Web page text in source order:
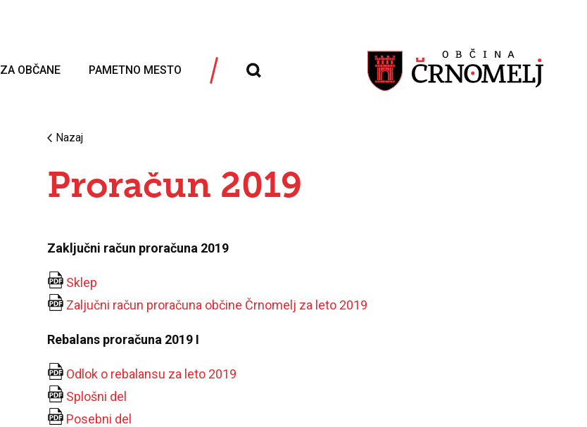
ZA OBČANE PAMETNO MESTO
Nazaj
Proračun 2019
Zaključni račun proračuna 2019
Sklep
Zaljučni račun proračuna občine Črnomelj za leto 2019
Rebalans proračuna 2019 I
Odlok o rebalansu za leto 2019
Splošni del
Posebni del